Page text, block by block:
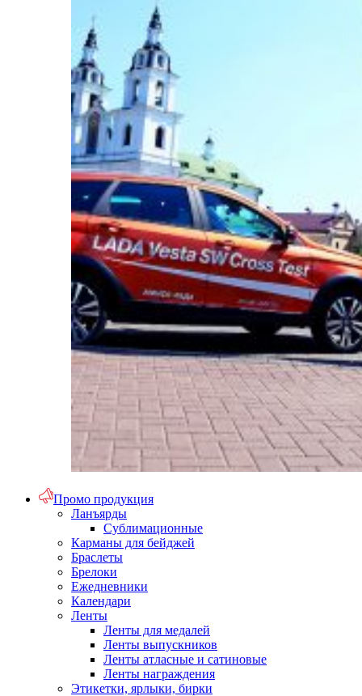
Промо продукция
Ланъярды
Сублимационные
Карманы для бейджей
Браслеты
Брелоки
Ежедневники
Календари
Ленты
Ленты для медалей
Ленты выпускников
Ленты атласные и сатиновые
Ленты награждения
Этикетки, ярлыки, бирки